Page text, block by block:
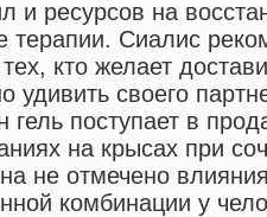
и ресурсов на
терапии. Сиалис
кто желает
удивить своего
гель поступает в
на крысах при
не отмечено
комбинации у